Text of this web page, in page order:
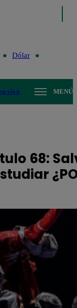
Dólar
vivo MENÚ
68: